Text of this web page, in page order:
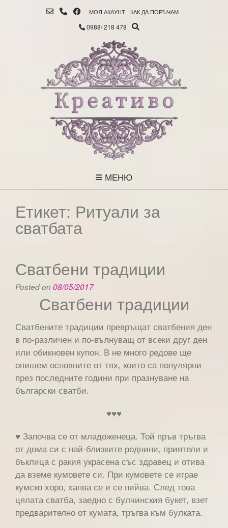
МОЯ АКАУНТ КАК ДА ПОРЪЧАМ
0988/ 218 478
МЕНЮ
Етикет: Ритуали за
сватбата
Сватбени традиции
Posted on 08/05/2017
Сватбени традиции
Сватбените традиции превръщат сватбения ден
в по-различен и по-вълнуващ от всеки друг ден
или обикновен купон. В не много редове ще
опишем основните от тях, които са популярни
през последните години при празнуване на
български сватби.
♥♥♥
♥ Започва се от младоженеца. Той пръв тръгва
от дома си с най-близките роднини, приятели и
бъклица с ракия украсена със здравец и отива
да вземе кумовете си. При кумовете се играе
кумско хоро, хапва се и се пийва. След това
цялата сватба, заедно с булчинския букет, взет
предварително от кумата, тръгва към булката.